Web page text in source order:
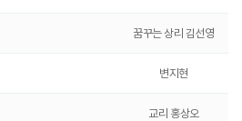
꿈꾸는 상리 김선영
변지현
교리 홍상오